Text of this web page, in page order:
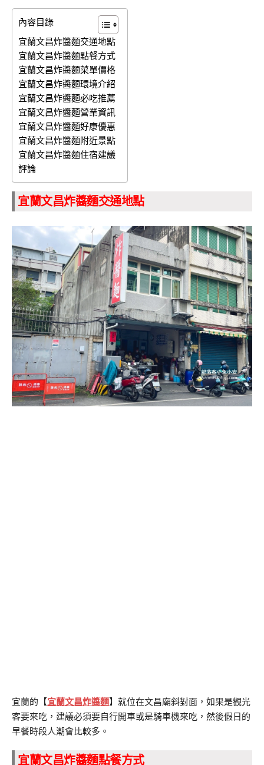
內容目錄
宜蘭文昌炸醬麵交通地點
宜蘭文昌炸醬麵點餐方式
宜蘭文昌炸醬麵菜單價格
宜蘭文昌炸醬麵環境介紹
宜蘭文昌炸醬麵必吃推薦
宜蘭文昌炸醬麵營業資訊
宜蘭文昌炸醬麵好康優惠
宜蘭文昌炸醬麵附近景點
宜蘭文昌炸醬麵住宿建議
評論
宜蘭文昌炸醬麵交通地點
宜蘭的【宜蘭文昌炸醬麵】就位在文昌廟斜對面，如果是觀光
客要來吃，建議必須要自行開車或是騎車機來吃，然後假日的
早餐時段人潮會比較多。
宜蘭文昌炸醬麵點餐方式